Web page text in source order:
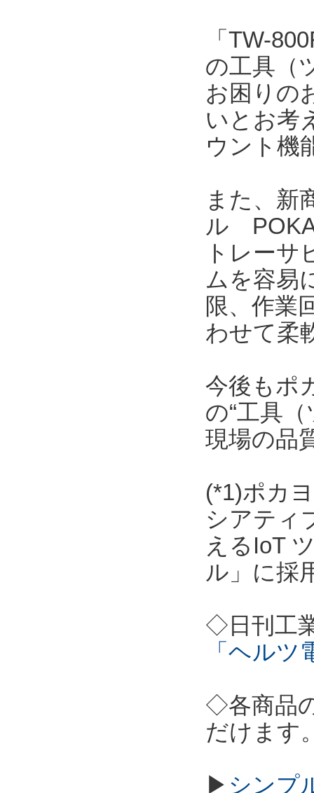
「TW-
の工具（
お困りの
いとお考
ウント機
また、新
ル
トレーサ
ムを容易
限、作業
わせて柔
今後もポ
の“工具
現場の品
(*1)ポカ
シアティ
えるIoT
ル」に採
◇日刊工
「ヘル
◇各商品
だけます
▶ シンプ